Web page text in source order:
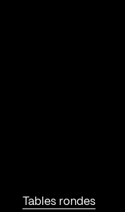
Tables rondes